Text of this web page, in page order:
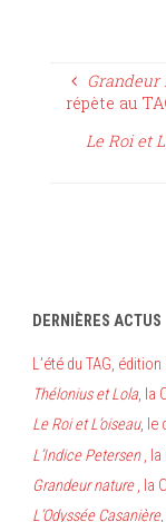
Grandeur
répète au
Le Roi et
DERNIÈRES ACTUS
L’été du TAG,
Thélonius et Lola, la
Le Roi et L’oiseau, le
L’Indice Petersen,
Grandeur nature, la
L’Odyssée Casanière